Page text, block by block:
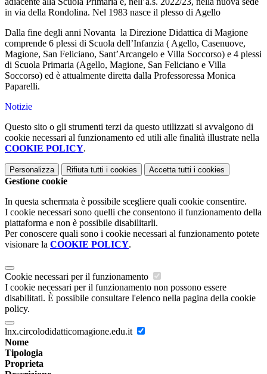
in via della Rondolina. Nel 1983 nasce il plesso di Agello
Dalla fine degli anni Novanta la Direzione Didattica di Magione
comprende 6 plessi di Scuola dell’Infanzia ( Agello, Casenuove,
Magione, San Feliciano, Sant’Arcangelo e Villa Soccorso) e 4 plessi
di Scuola Primaria (Agello, Magione, San Feliciano e Villa
Soccorso) ed è attualmente diretta dalla Professoressa Monica
Paparelli.
Notizie
Questo sito o gli strumenti terzi da questo utilizzati si avvalgono di
cookie necessari al funzionamento ed utili alle finalità illustrate nella
COOKIE POLICY.
Personalizza Rifiuta tutti i cookies Accetta tutti i cookies
Gestione cookie
In questa schermata è possibile scegliere quali cookie consentire.
I cookie necessari sono quelli che consentono il funzionamento della
piattaforma e non è possibile disabilitarli.
Per conoscere quali sono i cookie necessari al funzionamento potete
visionare la COOKIE POLICY.
Cookie necessari per il funzionamento
I cookie necessari per il funzionamento non possono essere
disabilitati. È possibile consultare l'elenco nella pagina della cookie
policy.
lnx.circolodidatticomagione.edu.it
Nome
Tipologia
Proprieta